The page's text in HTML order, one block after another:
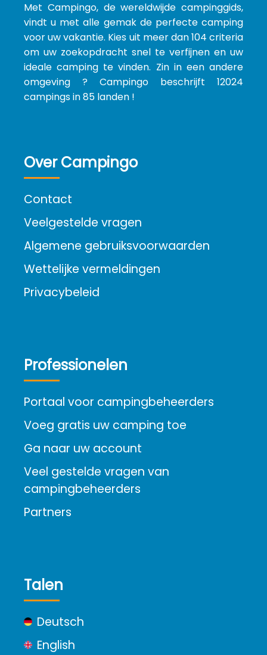
Met Campingo, de wereldwijde campinggids,
vindt u met alle gemak de perfecte camping
voor uw vakantie. Kies uit meer dan 104 criteria
om uw zoekopdracht snel te verfijnen en uw
ideale camping te vinden. Zin in een andere
omgeving ? Campingo beschrijft 12024
campings in 85 landen !
Over Campingo
Contact
Veelgestelde vragen
Algemene gebruiksvoorwaarden
Wettelijke vermeldingen
Privacybeleid
Professionelen
Portaal voor campingbeheerders
Voeg gratis uw camping toe
Ga naar uw account
Veel gestelde vragen van
campingbeheerders
Partners
Talen
Deutsch
English